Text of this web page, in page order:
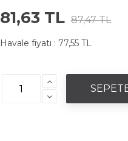
81,63 TL 87,47 TL
Havale fiyatı : 77,55 TL